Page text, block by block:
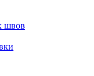
швов